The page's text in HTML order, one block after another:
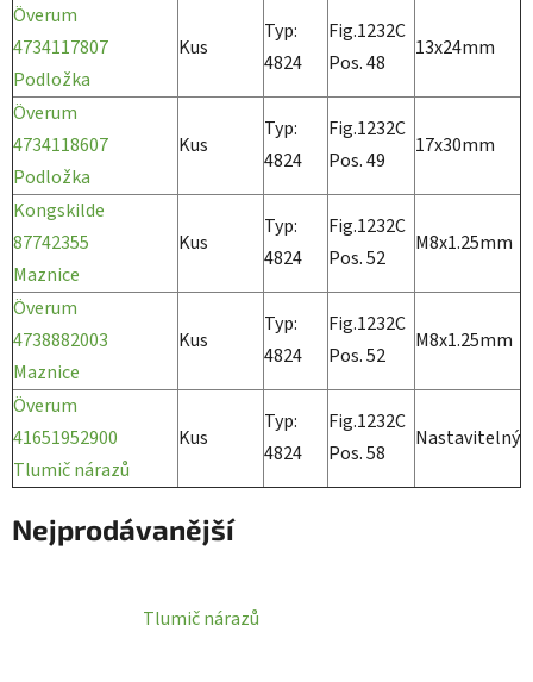
Överum
4734117807
Podložka
Kus
Typ:
4824
Fig.1232C
Pos. 48
13x24mm
Överum
4734118607
Podložka
Kus
Typ:
4824
Fig.1232C
Pos. 49
17x30mm
Kongskilde
87742355
Maznice
Kus
Typ:
4824
Fig.1232C
Pos. 52
M8x1.25mm
Överum
4738882003
Maznice
Kus
Typ:
4824
Fig.1232C
Pos. 52
M8x1.25mm
Överum
41651952900
Tlumič nárazů
Kus
Typ:
4824
Fig.1232C
Pos. 58
Nastavitelný
Nejprodávanější
Tlumič nárazů